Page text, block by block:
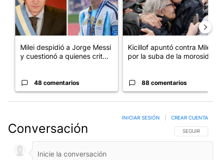
Milei despidió a Jorge Messi
y cuestionó a quienes crit...
48 comentarios
Kicillof apuntó contra Milei
por la suba de la morosida...
88 comentarios
Conversación SIGA ESTA
SEGUIR
INICIAR SESIÓN CREAR CUENTA